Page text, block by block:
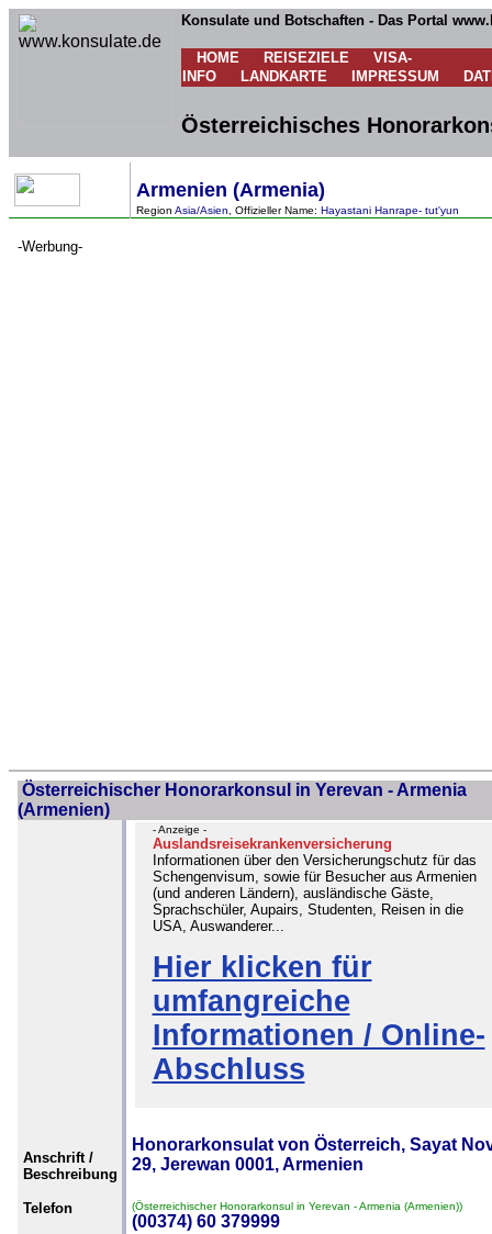
Konsulate und Botschaften - Das Portal
HOME REISEZIELE
VISA-
INFO
LANDKARTE IMPRESSUM
Österreichisches
Armenien (Armenia)
Region Asia/Asien , Offizieller Name: Hayastani Hanrape- tut'yun
-Werbung-
Österreichischer Honorarkonsul in Yerevan - Armenia
(Armenien)
- Anzeige -
Auslandsreisekrankenversicherung
Informationen über den Versicherungschutz für das
Schengenvisum, sowie für Besucher aus Armenien
(und anderen Ländern), ausländische Gäste,
Sprachschüler, Aupairs, Studenten, Reisen in die
USA, Auswanderer...
Hier klicken für
umfangreiche
Informationen / Online-
Abschluss
Anschrift /
Beschreibung
Honorarkonsulat von Österreich, Sayat
29, Jerewan 0001, Armenien
Telefon (Österreichischer Honorarkonsul in Yerevan - Armenia (Armenien))
(00374) 60 379999